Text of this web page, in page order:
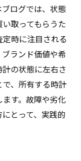
ログでは、状態
取ってもらうた
時に注目される
ランド価値や希
の状態に左右さ
、所有する時計
す。故障や劣化
とって、実践的